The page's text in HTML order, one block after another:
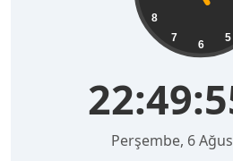
5
6
7
8
Perşembe, 6